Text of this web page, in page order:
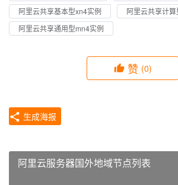
阿里云共享基本型xn4实例
阿里云共享计
阿里云共享通用型mn4实例
赞 (0)
生成海报
阿里云服务器国外地域节点列表